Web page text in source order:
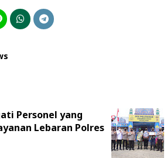
Personel yang
Lebaran Polres